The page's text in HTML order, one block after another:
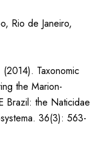
Rio de Janeiro,
Taxonomic
the Marion-
Brazil: the Naticidae
36(3): 563-